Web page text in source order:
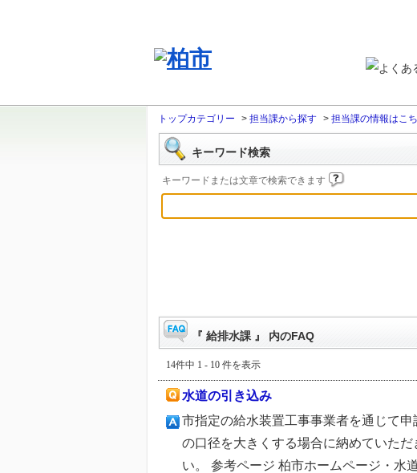
トップカテゴリー > 担当課から探す > 担当課の情報はこ
キーワード検索
キーワードまたは文章で検索できます
『 給排水課 』 内のFAQ
14件中 1 - 10 件を表示
水道の引き込み
市指定の給水装置工事事業者を通じて
の口径を大きくする場合に納めていた
い。 参考ページ 柏市ホームページ・